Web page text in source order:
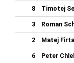
8 Timotej
3 Roman
2 Matej Firta
6 Peter